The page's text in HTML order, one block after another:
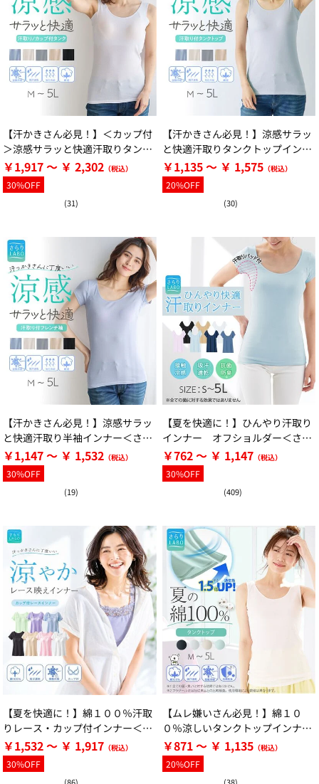
【汗かきさん必見！】＜カップ付
＞涼感サラッと快適汗取りタンク
トップインナー＜さらりラボ＞
￥1,917 ～ ￥ 2,302
30%OFF
(31)
【汗かきさん必見！】涼感サラッ
と快適汗取りタンクトップインナ
ー＜さらりラボ＞
￥1,135 ～ ￥ 1,575
20%OFF
(30)
【汗かきさん必見！】涼感サラッ
と快適汗取り半袖インナー＜さら
りラボ＞
￥1,147 ～ ￥ 1,532
30%OFF
(19)
【夏を快適に！】ひんやり汗取り
インナー オフショルダー＜さら
りラボ＞
￥762 ～ ￥ 1,147
30%OFF
(409)
【夏を快適に！】綿１００％汗取
りレース・カップ付インナー＜さ
らりラボ＞
￥1,532 ～ ￥ 1,917
30%OFF
【ムレ嫌いさん必見！】綿１０
０％涼しいタンクトップインナー
＜さらりラボ＞
￥871 ～ ￥ 1,135
20%OFF